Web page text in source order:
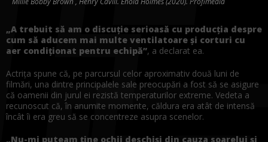
„A trebuit să am o discuție serioasă cu producția despre
cum să aducem mai multe ventilatoare și corturi cu
aer condiționat pentru echipă”, a declarat ea.
Actrița spune că, pe parcursul celor aproximativ două luni de
filmări, una dintre principalele sale preocupări a fost să se asigure
că oamenii din jurul ei rezistă temperaturilor extreme. Vedeta a
recunoscut că, în anumite momente, căldura era atât de intensă
încât îi era greu să se concentreze asupra scenelor.
„Nu-mi puteam ține ochii deschiși din cauza soarelui și